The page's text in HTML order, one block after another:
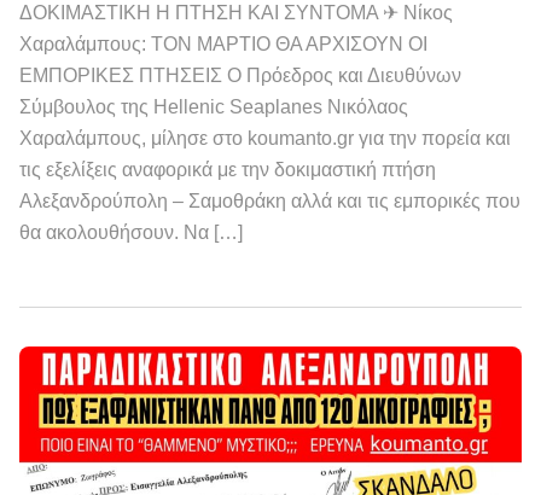
ΔΟΚΙΜΑΣΤΙΚΗ Η ΠΤΗΣΗ ΚΑΙ ΣΥΝΤΟΜΑ ✈ Νίκος
Χαραλάμπους: ΤΟΝ ΜΑΡΤΙΟ ΘΑ ΑΡΧΙΣΟΥΝ ΟΙ
ΕΜΠΟΡΙΚΕΣ ΠΤΗΣΕΙΣ Ο Πρόεδρος και Διευθύνων
Σύμβουλος της Hellenic Seaplanes Νικόλαος
Χαραλάμπους, μίλησε στο koumanto.gr για την πορεία και
τις εξελίξεις αναφορικά με την δοκιμαστική πτήση
Αλεξανδρούπολη – Σαμοθράκη αλλά και τις εμπορικές που
θα ακολουθήσουν. Να […]